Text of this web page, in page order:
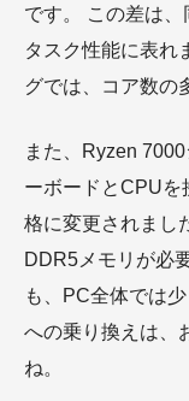
です。 この差は
タスク性能に表れ
グでは、コア数の
また、Ryzen
ーボードとCPUを
格に変更されまし
DDR5メモリが必
も、PC全体では
への乗り換えは、
ね。